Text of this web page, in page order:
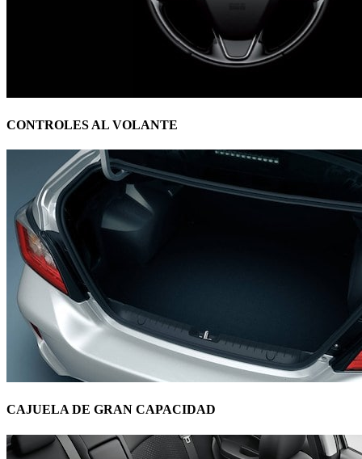
CONTROLES AL VOLANTE
CAJUELA DE GRAN CAPACIDAD